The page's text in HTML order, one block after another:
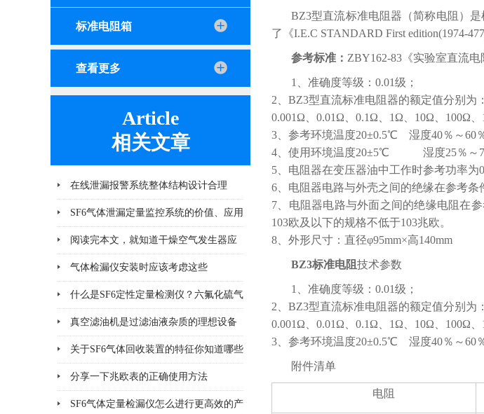
标准电阻箱
查看更多
Article
相关文章
在线泄漏报警系统整体结构设计合理
SF6气体泄漏定量监控系统的价值、应用
及未来发展趋势
阅读完本文，就知道干燥空气发生器应
该注意哪几点小问题
气体检漏仪安装时应该考虑这些
什么是SF6定性定量检测仪？六氟化硫气
体检测设备
真空滤油机是过滤油液杂质的理想设备
关于SF6气体回收装置的特征你知道哪些
分享一下兆欧表的正确使用方法
SF6气体定量检漏仪怎么进行更高效的产
BZ3型直流标准电阻器（简称电阻）
了《I.E.C STANDARD First edition(1974-
参考标准： ZBY162-83《实验室直流电
1、准确度等级：0.01级；
2、BZ3型直流标准电阻器的额定值分别为：
0.001Ω、0.01Ω、0.1Ω、1Ω、10Ω、100Ω、
3、参考环境温度20±0.5℃ 湿度40％～60
4、使用环境温度20±5℃ 湿度25％～
5、电阻器在变压器油中工作时参考功率为
6、电阻器电路与外壳之间的绝缘在参考条
7、电阻器电路与外面之间的绝缘电阻在
103欧及以下的规格不低于103兆欧。
8、外形尺寸：直径φ95mm×高140mm
BZ3标准电阻技术参数
1、准确度等级：0.01级；
2、BZ3型直流标准电阻器的额定值分别为：
0.001Ω、0.01Ω、0.1Ω、1Ω、10Ω、100Ω、
3、参考环境温度20±0.5℃ 湿度40％～60
附件清单
电阻